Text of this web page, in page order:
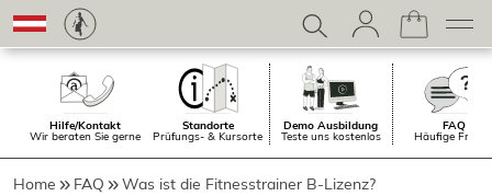
Hilfe/Kontakt
Wir beraten Sie gerne
Standorte
Prüfungs- & Kursorte
Demo Ausbildung
Teste uns kostenlos
FAQ
Häufige
Home FAQ Was ist die Fitnesstrainer B-Lizenz?